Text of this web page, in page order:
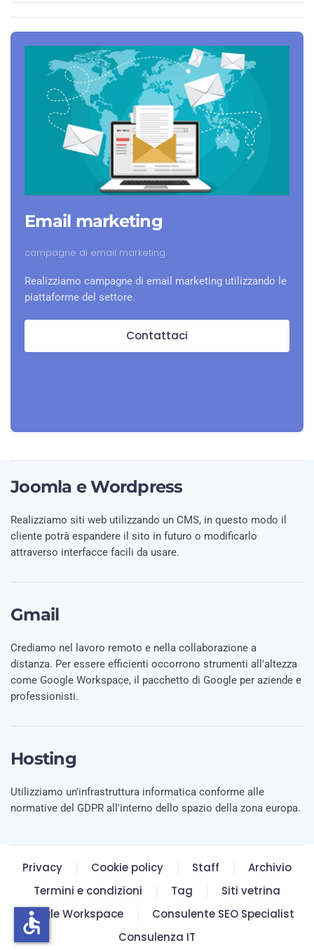
Email marketing
campagne di email marketing
Realizziamo campagne di email marketing utilizzando le
piattaforme del settore.
Contattaci
Joomla e Wordpress
Realizziamo siti web utilizzando un CMS, in questo modo il
cliente potrà espandere il sito in futuro o modificarlo
attraverso interfacce facili da usare.
Gmail
Crediamo nel lavoro remoto e nella collaborazione a
distanza. Per essere efficienti occorrono strumenti all'altezza
come Google Workspace, il pacchetto di Google per aziende e
professionisti.
Hosting
Utilizziamo un'infrastruttura informatica conforme alle
normative del GDPR all'interno dello spazio della zona europa.
Privacy Cookie policy Staff
Archivio
Termini e condizioni
Tag
Siti vetrina
Google Workspace
Consulente SEO Specialist
Consulenza IT
accessible